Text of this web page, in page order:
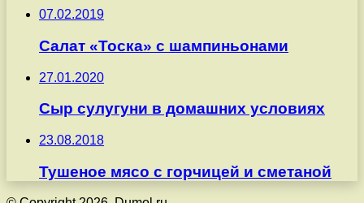
07.02.2019
Салат «Тоска» с шампиньонами
27.01.2020
Сыр сулугуни в домашних условиях
23.08.2018
Тушеное мясо с горчицей и сметаной